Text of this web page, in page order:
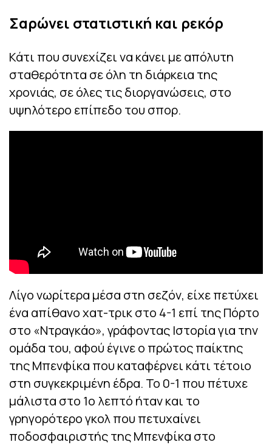
Σαρώνει στατιστική και ρεκόρ
Κάτι που συνεχίζει να κάνει με απόλυτη
σταθερότητα σε όλη τη διάρκεια της
χρονιάς, σε όλες τις διοργανώσεις, στο
υψηλότερο επίπεδο του σπορ.
Λίγο νωρίτερα μέσα στη σεζόν, είχε πετύχει
ένα απίθανο χατ-τρικ στο 4-1 επί της Πόρτο
στο «Ντραγκάο», γράφοντας Ιστορία για την
ομάδα του, αφού έγινε ο πρώτος παίκτης
της Μπενφίκα που καταφέρνει κάτι τέτοιο
στη συγκεκριμένη έδρα. Το 0-1 που πέτυχε
μάλιστα στο 1ο λεπτό ήταν και το
γρηγορότερο γκολ που πετυχαίνει
ποδοσφαιριστής της Μπενφίκα στο